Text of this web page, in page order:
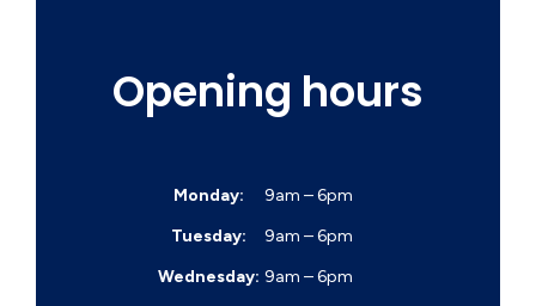
Opening hours
Monday:
9am – 6pm
Tuesday:
9am – 6pm
Wednesday: 9am – 6pm